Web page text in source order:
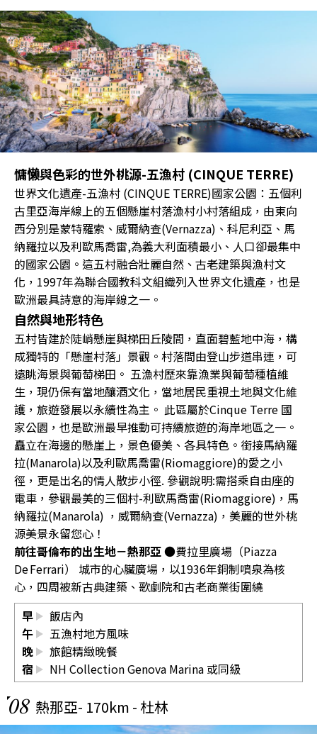
慵懒與色彩的世外桃源-五漁村 (CINQUE TERRE)
世界文化遺產-五漁村 (CINQUE TERRE)國家公園：五個利
古里亞海岸線上的五個懸崖村落漁村小村落組成，由東向
西分別是蒙特羅索、威爾納查(Vernazza)、科尼利亞、馬
納羅拉以及利歐馬喬雷,為義大利面積最小、人口卻最集中
的國家公園。這五村融合壯麗自然、古老建築與漁村文
化，1997年為聯合國教科文組織列入世界文化遺產，也是
歐洲最具詩意的海岸線之一。
自然與地形特色
五村皆建於陡峭懸崖與梯田丘陵間，直面碧藍地中海，構
成獨特的「懸崖村落」景觀。村落間由登山步道串連，可
遠眺海景與葡萄梯田。 五漁村歷來靠漁業與葡萄種植維
生，現仍保有當地釀酒文化，當地居民重視土地與文化維
護，旅遊發展以永續性為主。 此區屬於Cinque Terre 國
家公園，也是歐洲最早推動可持續旅遊的海岸地區之一。
矗立在海邊的懸崖上，景色優美、各具特色。銜接馬納羅
拉(Manarola)以及利歐馬喬雷(Riomaggiore)的愛之小
徑，更是出名的情人散步小徑. 參觀說明:需搭乘自由座的
電車，參觀最美的三個村-利歐馬喬雷(Riomaggiore)，馬
納羅拉(Manarola) ，威爾納查(Vernazza)，美麗的世外桃
源美景永留您心！
前往哥倫布的出生地－熱那亞●費拉里廣場（Piazza
De Ferrari） 城市的心臟廣場，以1936年銅制噴泉為核
心，四周被新古典建築、歌劇院和古老商業街圍繞
早
飯店內
午
五漁村地方風味
晚
旅館精緻晚餐
宿
NH Collection Genova Marina 或同級
08 熱那亞- 170km - 杜林